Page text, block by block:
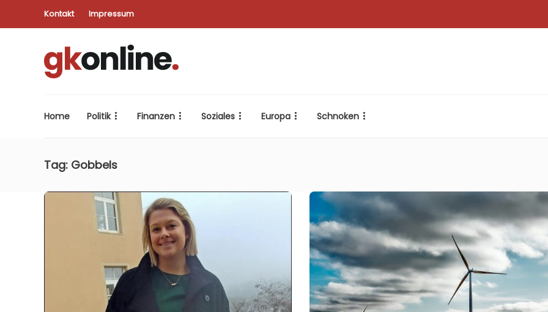
Kontakt Impressum
Home Politik Finanzen Soziales Europa Schnoken
Tag: Gobbels